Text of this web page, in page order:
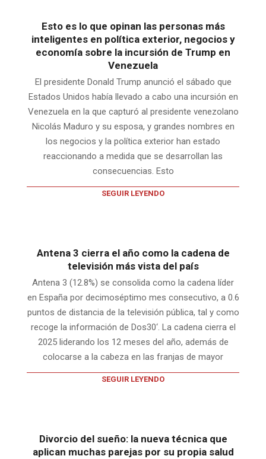
Esto es lo que opinan las personas más
inteligentes en política exterior, negocios y
economía sobre la incursión de Trump en
Venezuela
El presidente Donald Trump anunció el sábado que
Estados Unidos había llevado a cabo una incursión en
Venezuela en la que capturó al presidente venezolano
Nicolás Maduro y su esposa, y grandes nombres en
los negocios y la política exterior han estado
reaccionando a medida que se desarrollan las
consecuencias. Esto
SEGUIR LEYENDO
Antena 3 cierra el año como la cadena de
televisión más vista del país
Antena 3 (12.8%) se consolida como la cadena líder
en España por decimoséptimo mes consecutivo, a 0.6
puntos de distancia de la televisión pública, tal y como
recoge la información de Dos30‘. La cadena cierra el
2025 liderando los 12 meses del año, además de
colocarse a la cabeza en las franjas de mayor
SEGUIR LEYENDO
Divorcio del sueño: la nueva técnica que
aplican muchas parejas por su propia salud